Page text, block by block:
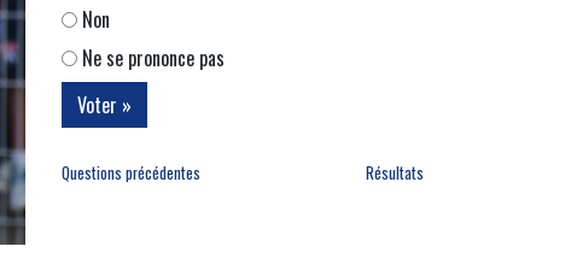
Non
Ne se prononce pas
Questions précédentes Résultats